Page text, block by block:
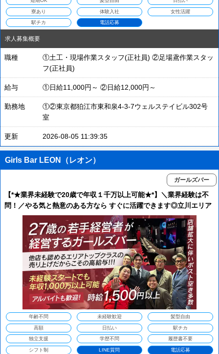
寮あり 体験入社 女性活躍
駅チカ 電話応募
求人募集概要
職種
①土工・現場作業スタッフ(正社員) ②足場鳶作業スタッ
フ(正社員)
給与 ①日給11,000円～ ②日給12,000円～
勤務地
①②東京都狛江市東和泉4-3-7ウェルステイビル302号
室
更新 2026-08-05 11:39:35
Girls Bar LEON（レオン）
ガールズバー
【*★業界未経験で20歳で年収１千万以上可能★*】＼業界経験は不
問！／やる気と熱意のある方なら すぐに活躍できます◎立川エリア
でトップクラスの売り上げ◯*売れるノウハウがあるから給料も高い
年齢不問 未経験歓迎 髪型自由
高額 日払い 駅チカ
独立支援 学歴不問 履歴書不要
シフト制 LINE質問 電話応募